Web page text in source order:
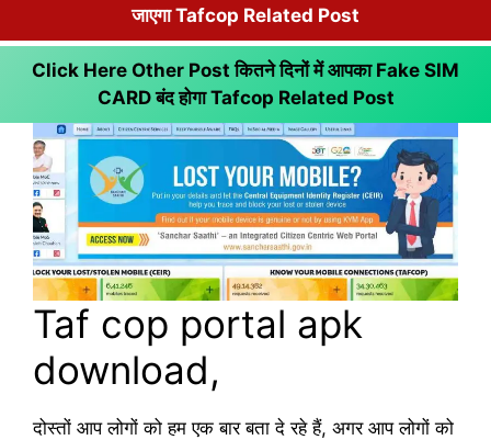
जाएगा Tafcop Related Post
Click Here Other Post कितने दिनों में आपका Fake SIM
CARD बंद होगाTafcop Related Post
Taf cop portal apk
download,
दोस्तों आप लोगों को हम एक बार बता दे रहे हैं, अगर आप लोगों को